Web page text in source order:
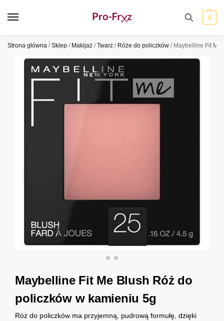
0
Strona główna /Sklep / Makijaż /Twarz / Róże do policzków / Maybelline Fit
Maybelline Fit Me Blush Róż do
policzków w kamieniu 5g
Róż do policzków ma przyjemną, pudrową formułę, dzięki